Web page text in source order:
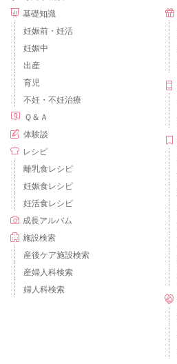
基礎知識
妊娠前・妊活
妊娠中
出産
育児
不妊・不妊治療
Ｑ＆Ａ
体験談
レシピ
離乳食レシピ
妊娠食レシピ
妊活食レシピ
成長アルバム
施設検索
産後ケア施設検索
産婦人科検索
婦人科検索